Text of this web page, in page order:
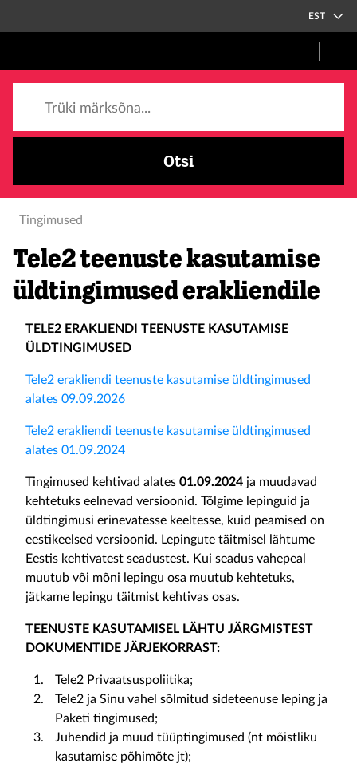
EST
Otsi
Tingimused
Tele2 teenuste kasutamise
üldtingimused erakliendile
TELE2 ERAKLIENDI TEENUSTE KASUTAMISE
ÜLDTINGIMUSED
Tele2 erakliendi teenuste kasutamise üldtingimused
alates 09.09.2026
Tele2 erakliendi teenuste kasutamise üldtingimused
alates 01.09.2024
Tingimused kehtivad alates 01.09.2024 ja muudavad
kehtetuks eelnevad versioonid. Tõlgime lepinguid ja
üldtingimusi erinevatesse keeltesse, kuid peamised on
eestikeelsed versioonid. Lepingute täitmisel lähtume
Eestis kehtivatest seadustest. Kui seadus vahepeal
muutub või mõni lepingu osa muutub kehtetuks,
jätkame lepingu täitmist kehtivas osas.
TEENUSTE KASUTAMISEL LÄHTU JÄRGMISTEST
DOKUMENTIDE JÄRJEKORRAST:
Tele2 Privaatsuspoliitika;
Tele2 ja Sinu vahel sõlmitud sideteenuse leping ja
Paketi tingimused;
Juhendid ja muud tüüptingimused (nt mõistliku
kasutamise põhimõte jt);